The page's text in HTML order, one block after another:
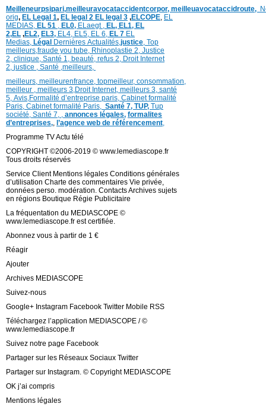
Meilleneurpsipari,meilleuravocataccidentcorpor, meilleuavocataccidroute,
orig, EL Legal 1, EL legal 2 EL legal 3 ,ELCOPE, EL
MEDIAS, EL 51 , EL0, ELaegt , EL, EL1, EL
2,EL ,EL2, EL3, EL4, EL5, EL 6, EL 7 EL
Medias, Légal Dernières Actualités,justice, Top
meilleurs,fraude you tube, Rhinoplastie 2, Justice
2, clinique, Santé 1, beauté, refus 2, Droit Internet
2, justice , Santé ,meilleurs,
meilleurs, meilleurenfrance, topmeilleur, consommation,
meilleur , meilleurs 3,Droit Internet, meilleurs 3, santé
5, Avis,Formalité d’entreprise paris, Cabinet formalité
Paris, Cabinet formalité Paris, Santé 7, TUP, Tup
société, Santé 7, , annonces légales, formalites
d’entreprises,, l’agence web de référencement,
Programme TV Actu télé
COPYRIGHT ©2006-2019 © www.lemediascope.fr
Tous droits réservés
Service Client Mentions légales Conditions générales
d’utilisation Charte des commentaires Vie privée,
données perso. modération. Contacts Archives sujets
en régions Boutique Régie Publicitaire
La fréquentation du MEDIASCOPE ©
www.lemediascope.fr est certifiée.
Abonnez vous à partir de 1 €
Réagir
Ajouter
Archives MEDIASCOPE
Suivez-nous
Google+ Instagram Facebook Twitter Mobile RSS
Téléchargez l’application MEDIASCOPE / ©
www.lemediascope.fr
Suivez notre page Facebook
Partager sur les Réseaux Sociaux Twitter
Partager sur Instagram. © Copyright MEDIASCOPE
OK j’ai compris
Mentions légales